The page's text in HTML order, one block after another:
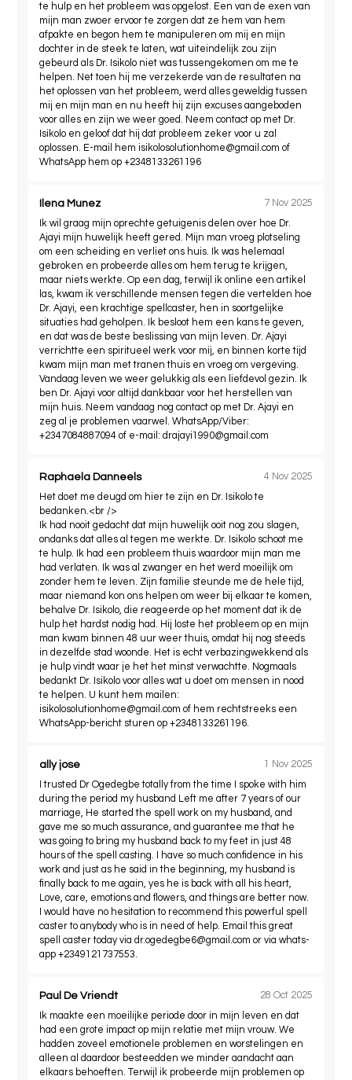
te hulp en het probleem was opgelost. Een van de exen van
mijn man zwoer ervoor te zorgen dat ze hem van hem
afpakte en begon hem te manipuleren om mij en mijn
dochter in de steek te laten, wat uiteindelijk zou zijn
gebeurd als Dr. Isikolo niet was tussengekomen om me te
helpen. Net toen hij me verzekerde van de resultaten na
het oplossen van het probleem, werd alles geweldig tussen
mij en mijn man en nu heeft hij zijn excuses aangeboden
voor alles en zijn we weer goed. Neem contact op met Dr.
Isikolo en geloof dat hij dat probleem zeker voor u zal
oplossen. E-mail hem isikolosolutionhome@gmail.com of
WhatsApp hem op +2348133261196
Ilena Munez
7 Nov 2025
Ik wil graag mijn oprechte getuigenis delen over hoe Dr.
Ajayi mijn huwelijk heeft gered. Mijn man vroeg plotseling
om een ​​scheiding en verliet ons huis. Ik was helemaal
gebroken en probeerde alles om hem terug te krijgen,
maar niets werkte. Op een dag, terwijl ik online een artikel
las, kwam ik verschillende mensen tegen die vertelden hoe
Dr. Ajayi, een krachtige spellcaster, hen in soortgelijke
situaties had geholpen. Ik besloot hem een ​​kans te geven,
en dat was de beste beslissing van mijn leven. Dr. Ajayi
verrichtte een spiritueel werk voor mij, en binnen korte tijd
kwam mijn man met tranen thuis en vroeg om vergeving.
Vandaag leven we weer gelukkig als een liefdevol gezin. Ik
ben Dr. Ajayi voor altijd dankbaar voor het herstellen van
mijn huis. Neem vandaag nog contact op met Dr. Ajayi en
zeg al je problemen vaarwel. WhatsApp/Viber:
+2347084887094 of e-mail:drajayi1990@gmail.com
Raphaela Danneels
4 Nov 2025
Het doet me deugd om hier te zijn en Dr. Isikolo te
bedanken.<br />
Ik had nooit gedacht dat mijn huwelijk ooit nog zou slagen,
ondanks dat alles al tegen me werkte. Dr. Isikolo schoot me
te hulp. Ik had een probleem thuis waardoor mijn man me
had verlaten. Ik was al zwanger en het werd moeilijk om
zonder hem te leven. Zijn familie steunde me de hele tijd,
maar niemand kon ons helpen om weer bij elkaar te komen,
behalve Dr. Isikolo, die reageerde op het moment dat ik de
hulp het hardst nodig had. Hij loste het probleem op en mijn
man kwam binnen 48 uur weer thuis, omdat hij nog steeds
in dezelfde stad woonde. Het is echt verbazingwekkend als
je hulp vindt waar je het het minst verwachtte. Nogmaals
bedankt Dr. Isikolo voor alles wat u doet om mensen in nood
te helpen. U kunt hem mailen:
isikolosolutionhome@gmail.com of hem rechtstreeks een
WhatsApp-bericht sturen op +2348133261196.
ally jose
1 Nov 2025
I trusted Dr Ogedegbe totally from the time I spoke with him
during the period my husband Left me after 7 years of our
marriage, He started the spell work on my husband, and
gave me so much assurance, and guarantee me that he
was going to bring my husband back to my feet in just 48
hours of the spell casting. I have so much confidence in his
work and just as he said in the beginning, my husband is
finally back to me again, yes he is back with all his heart,
Love, care, emotions and flowers, and things are better now.
I would have no hesitation to recommend this powerful spell
caster to anybody who is in need of help. Email this great
spell caster today viadr.ogedegbe6@gmail.com or via whats-
app +2349121737553.
Paul De Vriendt
28 Oct 2025
Ik maakte een moeilijke periode door in mijn leven en dat
had een grote impact op mijn relatie met mijn vrouw. We
hadden zoveel emotionele problemen en worstelingen en
alleen al daardoor besteedden we minder aandacht aan
elkaars behoeften. Terwijl ik probeerde mijn problemen op